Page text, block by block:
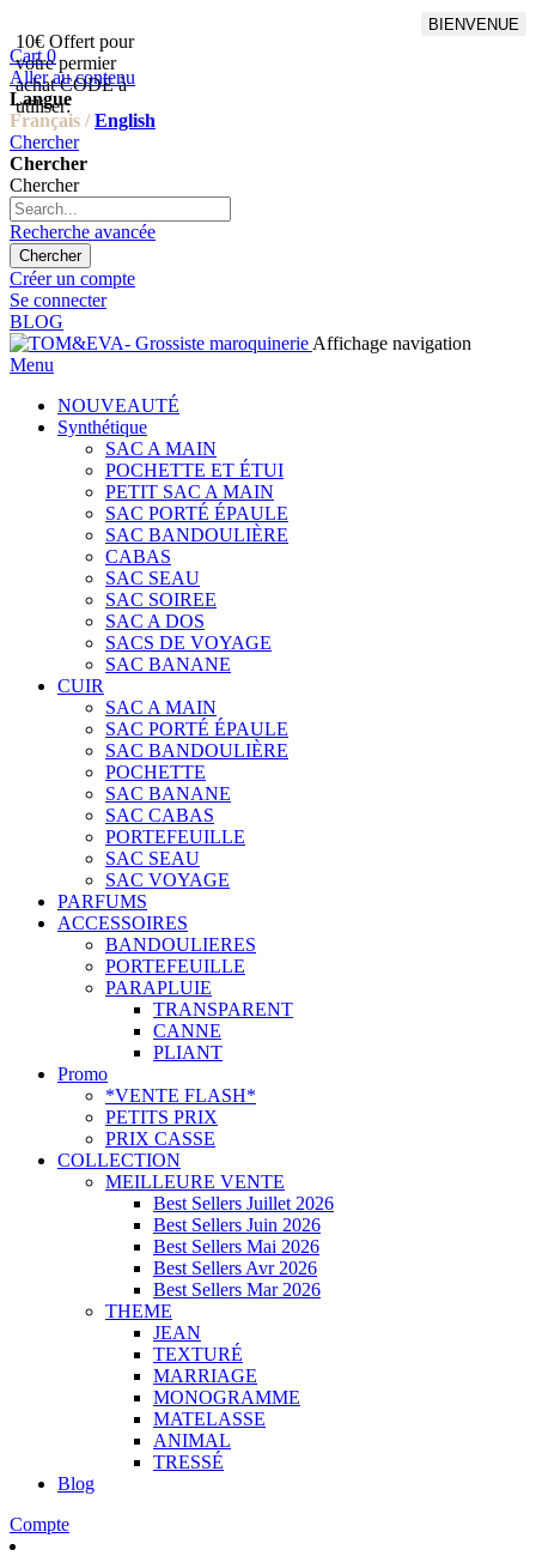
10€ Offert pour
votre permier
achat CODE à
utiliser:
BIENVENUE
Cart 0
Aller au contenu
Langue
Français / English
Chercher
Chercher
Chercher
Recherche avancée
Chercher
Créer un compte
Se connecter
BLOG
Affichage navigation
Menu
NOUVEAUTÉ
Synthétique
SAC A MAIN
POCHETTE ET ÉTUI
PETIT SAC A MAIN
SAC PORTÉ ÉPAULE
SAC BANDOULIÈRE
CABAS
SAC SEAU
SAC SOIREE
SAC A DOS
SACS DE VOYAGE
SAC BANANE
CUIR
SAC A MAIN
SAC PORTÉ ÉPAULE
SAC BANDOULIÈRE
POCHETTE
SAC BANANE
SAC CABAS
PORTEFEUILLE
SAC SEAU
SAC VOYAGE
PARFUMS
ACCESSOIRES
BANDOULIERES
PORTEFEUILLE
PARAPLUIE
TRANSPARENT
CANNE
PLIANT
Promo
*VENTE FLASH*
PETITS PRIX
PRIX CASSE
COLLECTION
MEILLEURE VENTE
Best Sellers Juillet 2026
Best Sellers Juin 2026
Best Sellers Mai 2026
Best Sellers Avr 2026
Best Sellers Mar 2026
THEME
JEAN
TEXTURÉ
MARRIAGE
MONOGRAMME
MATELASSE
ANIMAL
TRESSÉ
Blog
Compte